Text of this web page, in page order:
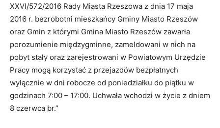
XXVI/572/2016 Rady Miasta Rzeszowa z dnia 17 maja
2016 r. bezrobotni mieszkańcy Gminy Miasto Rzeszów
oraz Gmin z którymi Gmina Miasto Rzeszów zawarła
porozumienie międzygminne, zameldowani w nich na
pobyt stały oraz zarejestrowani w Powiatowym Urzędzie
Pracy mogą korzystać z przejazdów bezpłatnych
wyłącznie w dni robocze od poniedziałku do piątku w
godzinach 7:00 – 17:00. Uchwała wchodzi w życie z dniem
8 czerwca br.”